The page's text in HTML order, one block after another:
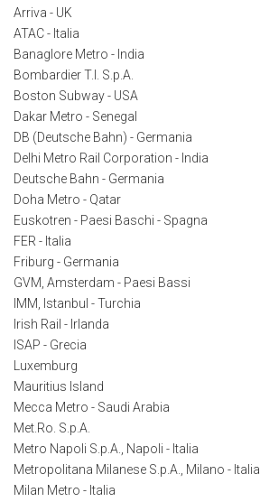
Arriva - UK
ATAC - Italia
Banaglore Metro - India
Bombardier T.I. S.p.A.
Boston Subway - USA
Dakar Metro - Senegal
DB (Deutsche Bahn) - Germania
Delhi Metro Rail Corporation - India
Deutsche Bahn - Germania
Doha Metro - Qatar
Euskotren - Paesi Baschi - Spagna
FER - Italia
Friburg - Germania
GVM, Amsterdam - Paesi Bassi
IMM, Istanbul - Turchia
Irish Rail - Irlanda
ISAP - Grecia
Luxemburg
Mauritius Island
Mecca Metro - Saudi Arabia
Met.Ro. S.p.A.
Metro Napoli S.p.A., Napoli - Italia
Metropolitana Milanese S.p.A., Milano - Italia
Milan Metro - Italia